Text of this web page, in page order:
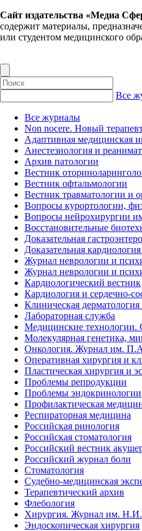
Сайт издательства «Медиа
содержит материалы,
или студентом медицинского
Все
Все журналы
Non nocere. Новый
Адаптивная медицинская
Анестезиология и
Архив патологии
Вестник
Вестник офтальмологии
Вестник травматологии и
Вопросы курортологии,
Вопросы нейрохирургии
Восстановительные
Доказательная
Доказательная
Журнал неврологии и
Журнал неврологии и
Кардиологический вестник
Кардиология и сердечно-
Клиническая
Лабораторная служба
Медицинские технологии.
Молекулярная генетика,
Онкология. Журнал им.
Оперативная хирургия и
Пластическая хирургия и
Проблемы репродукции
Проблемы эндокринологии
Профилактическая
Респираторная медицина
Российская ринология
Российская стоматология
Российский вестник
Российский журнал боли
Стоматология
Судебно-медицинская
Терапевтический архив
Флебология
Хирургия. Журнал им.
Эндоскопическая хирургия